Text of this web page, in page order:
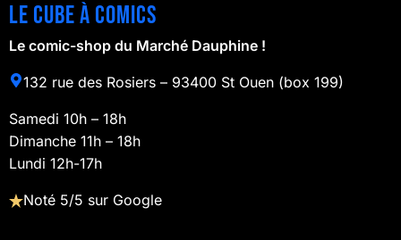
Le cube à comics
Le comic-shop du Marché Dauphine !
132 rue des Rosiers – 93400 St Ouen (box 199)
Samedi 10h – 18h
Dimanche 11h – 18h
Lundi 12h-17h
Noté 5/5 sur Google